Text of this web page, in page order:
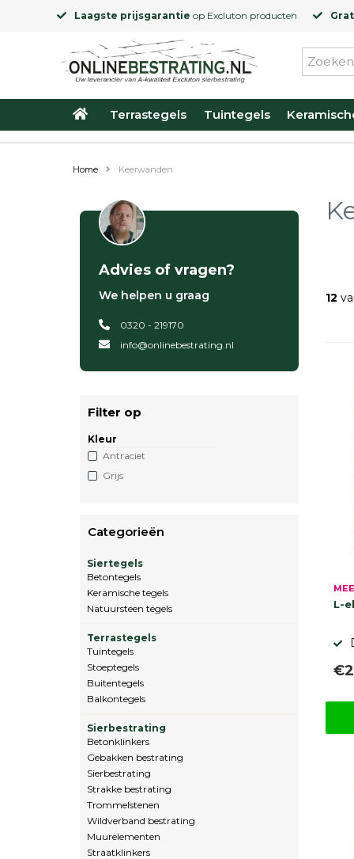
Laagste prijsgarantie op Excluton producten
Terrastegels Tuintegels
Home Keerwanden
Advies of vragen?
We helpen u graag
0320 - 219170
info@onlinebestrating.nl
Filter op
Kleur
Antraciet
Grijs
Categorieën
Siertegels
Betontegels
Keramische tegels
Natuursteen tegels
Terrastegels
Tuintegels
Stoeptegels
Buitentegels
Balkontegels
Sierbestrating
Betonklinkers
Gebakken bestrating
Sierbestrating
Strakke bestrating
Trommelstenen
Wildverband bestrating
Muurelementen
Straatklinkers
12
L-